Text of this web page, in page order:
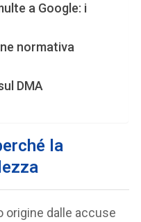
a Google: i
normativa
DMA
la
origine dalle accuse